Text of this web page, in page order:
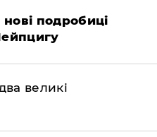
подробиці
великі